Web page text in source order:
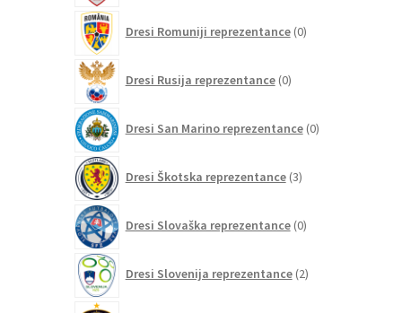
Dresi Romuniji reprezentance 0izdelkov
Dresi Rusija reprezentance 0izdelkov
Dresi San Marino reprezentance 0izdelkov
Dresi Škotska reprezentance 3izdelki
Dresi Slovaška reprezentance 0izdelkov
Dresi Slovenija reprezentance 2izdelka